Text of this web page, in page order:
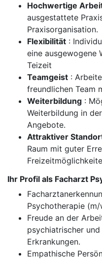
Hochwertige
ausgestattete
Praxisorganisation.
Flexibilität :
eine ausgewogene
Teizeit
Teamgeist :
freundlichen Team
Weiterbildung :
Weiterbildung in
Angebote.
Attraktiver
Raum mit guter
Ihr Profil als Facharzt
Psychotherapie
Freude an der
psychiatrischer
Erkrankungen.
Empathische